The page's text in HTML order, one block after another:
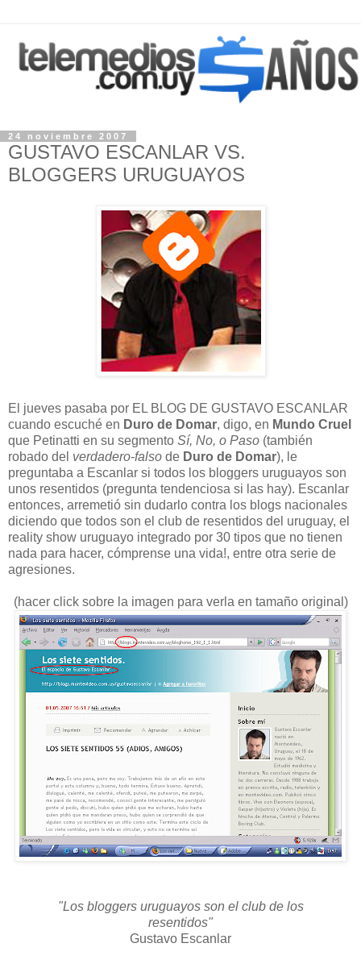
24 noviembre 2007
GUSTAVO ESCANLAR VS.
BLOGGERS URUGUAYOS
El jueves pasaba por EL BLOG DE GUSTAVO ESCANLAR
cuando escuché en Duro de Domar, digo, en Mundo Cruel
que Petinatti en su segmento Sí, No, o Paso (también
robado del verdadero-falso de Duro de Domar), le
preguntaba a Escanlar si todos los bloggers uruguayos son
unos resentidos (pregunta tendenciosa si las hay). Escanlar
entonces, arremetió sin dudarlo contra los blogs nacionales
diciendo que todos son el club de resentidos del uruguay, el
reality show uruguayo integrado por 30 tipos que no tienen
nada para hacer, cómprense una vida!, entre otra serie de
agresiones.
(hacer click sobre la imagen para verla en tamaño original)
"Los bloggers uruguayos son el club de los
resentidos"
Gustavo Escanlar